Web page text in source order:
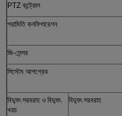
PTZ কন্ট্রোল
পরামিতি কনফিগারেশন
জি-সেন্সর
সিস্টেম আপগ্রেড
বিদ্যুৎ সরবরাহ ও বিদ্যুৎ
খরচ
বিদ্যুৎ সরবরাহ